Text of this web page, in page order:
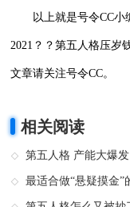
以上就是号令CC
2021？？第五人格压岁
文章请关注号令CC。
相关阅读
第五人格 产能大爆
最适合做“悬疑摸金”